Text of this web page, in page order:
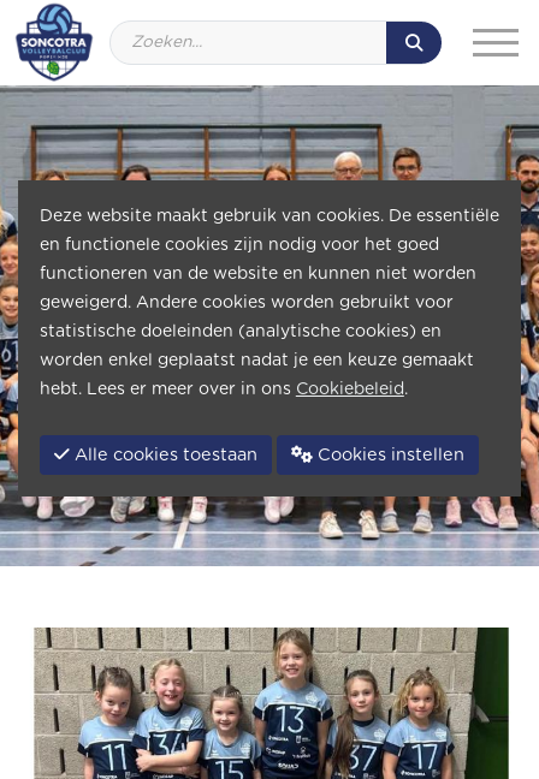
Deze website maakt gebruik van cookies. De essentiële
en functionele cookies zijn nodig voor het goed
functioneren van de website en kunnen niet worden
geweigerd. Andere cookies worden gebruikt voor
statistische doeleinden (analytische cookies) en
worden enkel geplaatst nadat je een keuze gemaakt
hebt. Lees er meer over in ons Cookiebeleid .
Alle cookies toestaan Cookies instellen